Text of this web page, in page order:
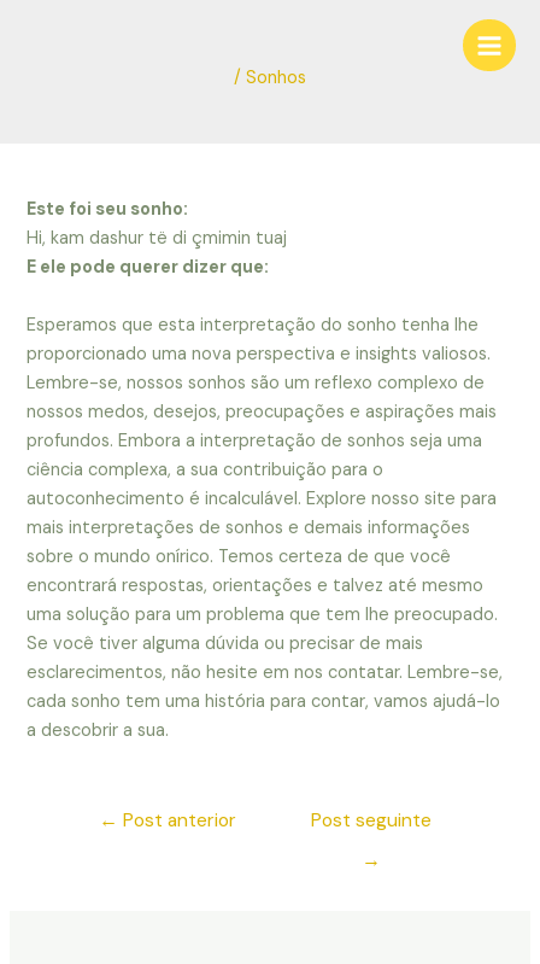
Main
/ Sonhos
Este foi seu sonho:
Hi, kam dashur të di çmimin tuaj
E ele pode querer dizer que:
Esperamos que esta interpretação do sonho tenha lhe
proporcionado uma nova perspectiva e insights valiosos.
Lembre-se, nossos sonhos são um reflexo complexo de
nossos medos, desejos, preocupações e aspirações mais
profundos. Embora a interpretação de sonhos seja uma
ciência complexa, a sua contribuição para o
autoconhecimento é incalculável. Explore nosso site para
mais interpretações de sonhos e demais informações
sobre o mundo onírico. Temos certeza de que você
encontrará respostas, orientações e talvez até mesmo
uma solução para um problema que tem lhe preocupado.
Se você tiver alguma dúvida ou precisar de mais
esclarecimentos, não hesite em nos contatar. Lembre-se,
cada sonho tem uma história para contar, vamos ajudá-lo
a descobrir a sua.
← Post anterior
Post seguinte
→